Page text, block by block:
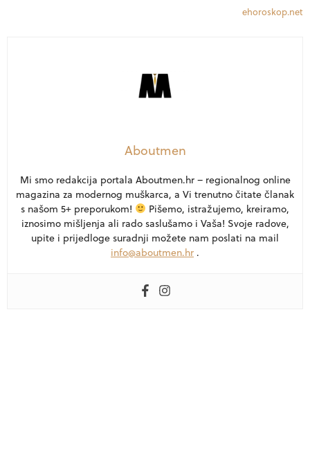
ehoroskop.net
Aboutmen
Mi smo redakcija portala Aboutmen.hr – regionalnog online
magazina za modernog muškarca, a Vi trenutno čitate članak
s našom 5+ preporukom!
Pišemo, istražujemo, kreiramo,
iznosimo mišljenja ali rado saslušamo i Vaša! Svoje radove,
upite i prijedloge suradnji možete nam poslati na mail
info@aboutmen.hr .